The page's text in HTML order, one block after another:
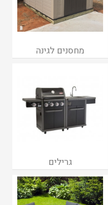
מחסנים לגינה
גרילים